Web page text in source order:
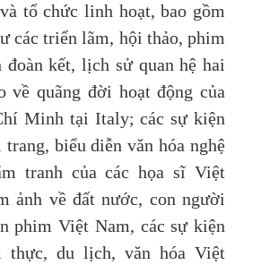
tổ chức linh hoạt, bao gồm
các triển lãm, hội thảo, phim
kết, lịch sử quan hệ hai
về quãng đời hoạt động của
Minh tại Italy; các sự kiện
biểu diễn văn hóa nghệ
tranh của các họa sĩ Việt
ảnh về đất nước, con người
phim Việt Nam, các sự kiện
thực, du lịch, văn hóa Việt